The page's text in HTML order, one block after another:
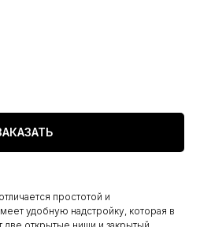
простотой и
удобную надстройку, которая в
открытые ниши и закрытый